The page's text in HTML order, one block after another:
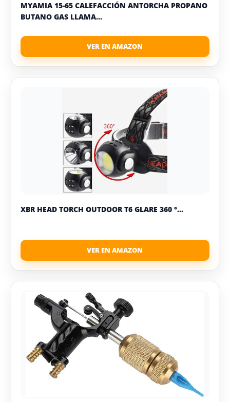
MYAMIA 15-65 CALEFACCIÓN ANTORCHA PROPANO
BUTANO GAS LLAMA...
XBR HEAD TORCH OUTDOOR T6 GLARE 360 °...